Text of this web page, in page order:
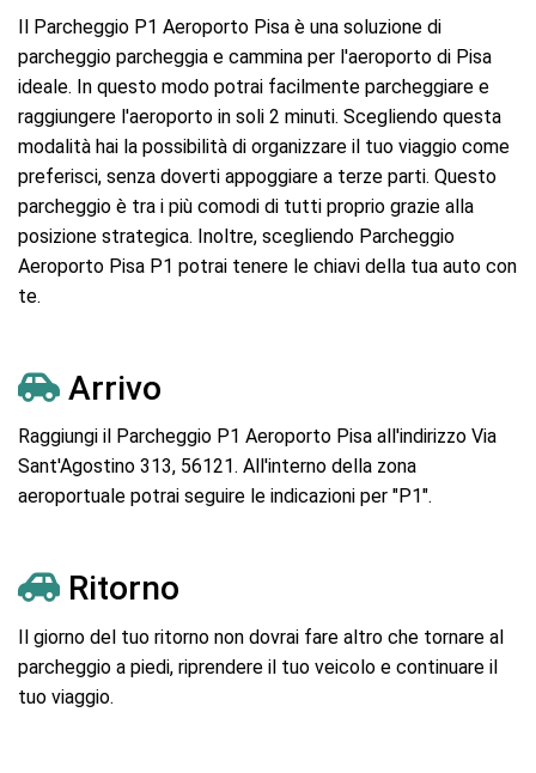
Il Parcheggio P1 Aeroporto Pisa è una soluzione di
parcheggio parcheggia e cammina per l'aeroporto di Pisa
ideale. In questo modo potrai facilmente parcheggiare e
raggiungere l'aeroporto in soli 2 minuti. Scegliendo questa
modalità hai la possibilità di organizzare il tuo viaggio come
preferisci, senza doverti appoggiare a terze parti. Questo
parcheggio è tra i più comodi di tutti proprio grazie alla
posizione strategica. Inoltre, scegliendo Parcheggio
Aeroporto Pisa P1 potrai tenere le chiavi della tua auto con
te.
Arrivo
Raggiungi il Parcheggio P1 Aeroporto Pisa all'indirizzo Via
Sant'Agostino 313, 56121. All'interno della zona
aeroportuale potrai seguire le indicazioni per "P1".
Ritorno
Il giorno del tuo ritorno non dovrai fare altro che tornare al
parcheggio a piedi, riprendere il tuo veicolo e continuare il
tuo viaggio.